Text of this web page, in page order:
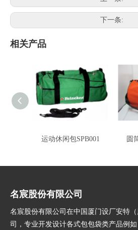
下一条:
相关产品
运动休闲包SPB001 圆
名宸股份有限公司
名宸股份有限公司在中国厦门设厂安特
司，专业开发设计各式包包袋类产品例